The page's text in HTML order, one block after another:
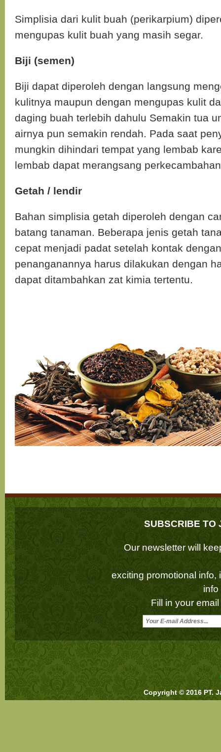
Simplisia dari kulit buah (perikarpium)
mengupas kulit buah yang masih segar.
Biji (semen)
Biji dapat diperoleh dengan langsung
kulitnya maupun dengan mengupas kulit
daging buah terlebih dahulu Semakin tua
airnya pun semakin rendah. Pada saat
mungkin dihindari tempat yang lembab
lembab dapat merangsang
Getah / lendir
Bahan simplisia getah diperoleh dengan
batang tanaman. Beberapa jenis getah
cepat menjadi padat setelah kontak
penanganannya harus dilakukan dengan
dapat ditambahkan zat kimia tertentu.
SUBSCRIBE TO
Our newsletter will
exciting promotional info,
info
Fill in your
Copyright © 2016 PT.